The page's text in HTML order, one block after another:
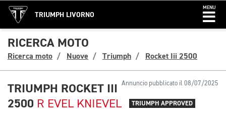
TRIUMPH LIVORNO
MENU
RICERCA MOTO
Ricerca moto Nuove Triumph Rocket Iii 2500
Annuncio pubblicato il 08/07/2025
TRIUMPH ROCKET III
2500 R EVEL KNIEVEL TRIUMPH APPROVED